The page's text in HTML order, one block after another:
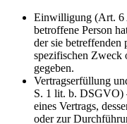
Einwilligung (Art. 6
betroffene Person
der sie betreffenden
spezifischen Zweck
gegeben.
Vertragserfüllung
S. 1 lit. b. DSGVO)
eines Vertrags,
oder zur